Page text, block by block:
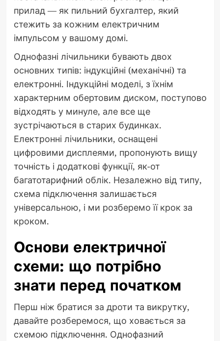
прилад — як пильний бухгалтер, який
стежить за кожним електричним
імпульсом у вашому домі.
Однофазні лічильники бувають двох
основних типів: індукційні (механічні) та
електронні. Індукційні моделі, з їхнім
характерним обертовим диском, поступово
відходять у минуле, але все ще
зустрічаються в старих будинках.
Електронні лічильники, оснащені
цифровими дисплеями, пропонують вищу
точність і додаткові функції, як-от
багатотарифний облік. Незалежно від типу,
схема підключення залишається
універсальною, і ми розберемо її крок за
кроком.
Основи електричної
схеми: що потрібно
знати перед початком
Перш ніж братися за дроти та викрутку,
давайте розберемося, що ховається за
схемою підключення. Однофазний